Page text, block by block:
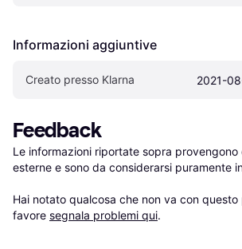
Informazioni aggiuntive
Creato presso Klarna 2021-
Feedback
Le informazioni riportate sopra
esterne e sono da considerarsi puramente
Hai notato qualcosa che non va con
favore segnala problemi qui.